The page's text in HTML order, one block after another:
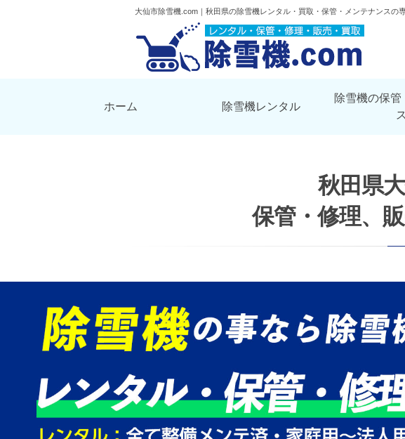
大仙市除雪機.com｜秋田県の除雪機レンタル・買取・保管・メンテナンスの
ホーム 除雪機レンタル
除雪機の保
ス
秋田県
保管・修理、